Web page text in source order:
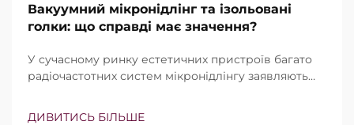
Вакуумний мікронідлінг та ізольовані
голки: що справді має значення?
У сучасному ринку естетичних пристроїв багато
радіочастотних систем мікронідлінгу заявляють
ДИВИТИСЬ БІЛЬШЕ